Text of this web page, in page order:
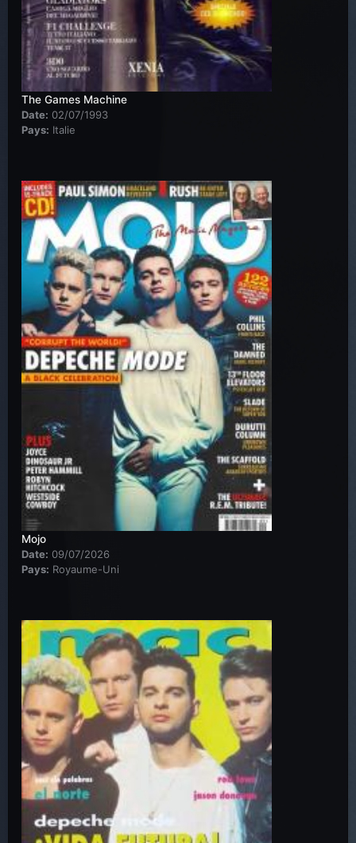
The Games Machine
Date: 02/07/1993
Pays: Italie
Mojo
Date: 09/07/2026
Pays: Royaume-Uni